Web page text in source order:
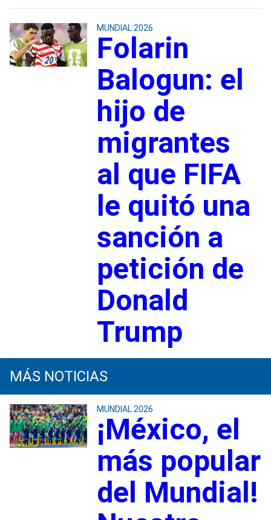
MUNDIAL 2026
Folarin
Balogun: el
hijo de
migrantes
al que FIFA
le quitó una
sanción a
petición de
Donald
Trump
MÁS NOTICIAS
MUNDIAL 2026
¡México, el
más popular
del Mundial!